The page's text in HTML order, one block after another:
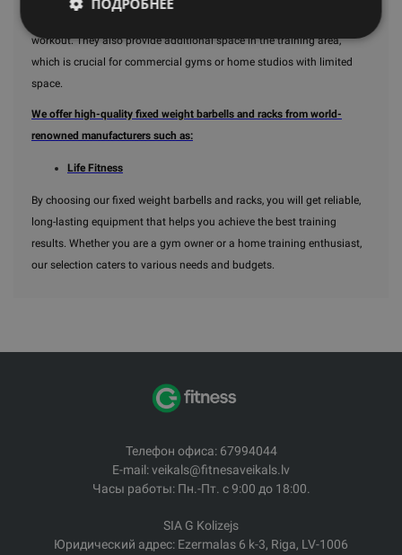
workout. They also provide additional space in the training area,
which is crucial for commercial gyms or home studios with limited
space.
We offer high-quality fixed weight barbells and racks from world-
renowned manufacturers such as:
Life Fitness
By choosing our fixed weight barbells and racks, you will get reliable,
long-lasting equipment that helps you achieve the best training
results. Whether you are a gym owner or a home training enthusiast,
our selection caters to various needs and budgets.
Телефон офиса: 67994044
E-mail: veikals@fitnesaveikals.lv
Часы работы: Пн.-Пт. с 9:00 до 18:00.
SIA G Kolizejs
Юридический адрес: Ezermalas 6 k-3, Riga, LV-1006
ПОДРОБНЕЕ